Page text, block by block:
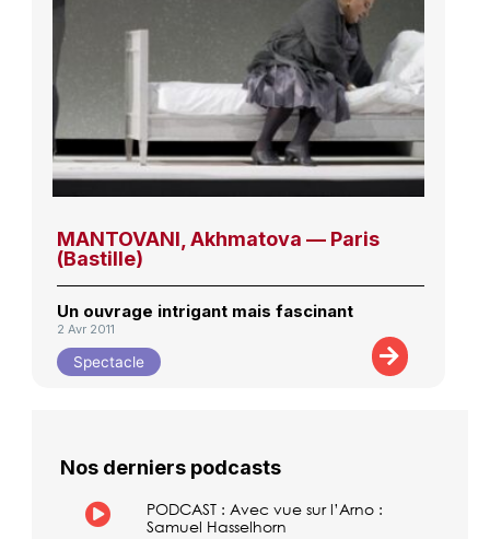
MANTOVANI, Akhmatova — Paris
(Bastille)
Un ouvrage intrigant mais fascinant
2 Avr 2011
Spectacle
Nos derniers podcasts
PODCAST : Avec vue sur l’Arno :
Samuel Hasselhorn